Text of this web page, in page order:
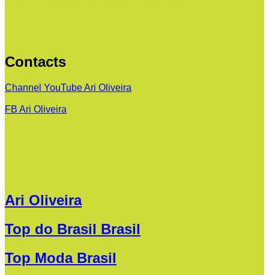
Contacts
Channel YouTube Ari Oliveira
FB Ari Oliveira
Ari Oliveira
Top do Brasil Brasil
Top Moda Brasil